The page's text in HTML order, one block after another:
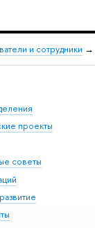
и сотрудники →
проекты
советы